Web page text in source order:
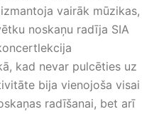
vairāk mūzikas,
noskaņu radīja SIA
kad nevar pulcēties uz
bija vienojoša visai
radīšanai, bet arī